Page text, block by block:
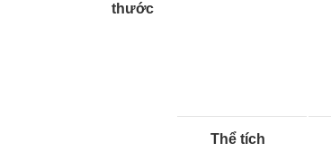
thước
Thể tích